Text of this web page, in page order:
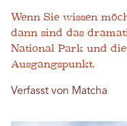
Wenn Sie wissen
dann sind das
National Park und
Ausgangspunkt.
Verfasst von Matcha